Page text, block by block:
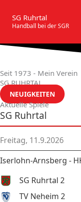
Inhalt
springen
SG Ruhrtal
Handball bei der SGR
Seit 1973 - Mein Verein
SG RUHRTAL
NEUIGKEITEN
Aktuelle Spiele
SG Ruhrtal
Freitag, 11.9.2026
Iserlohn-Arnsberg -
SG Ruhrtal 2
TV Neheim 2